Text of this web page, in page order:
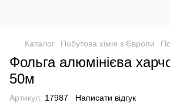
Каталог Побутова хімія з Європи
Фольга алюмінієва
50м
Артикул: 17987 Написати відгук